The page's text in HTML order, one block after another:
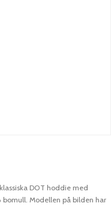
DOT hoddie med
Modellen på bilden har